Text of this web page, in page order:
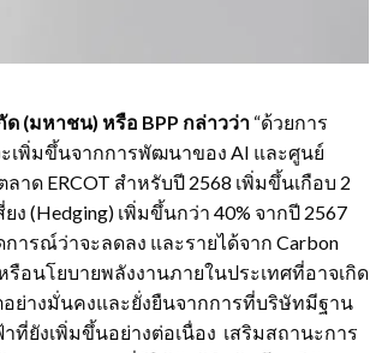
ด (มหาชน) หรือ BPP กล่าวว่า “ด้วยการ
เพิ่มขึ้นจากการพัฒนาของ AI และศูนย์
ด ERCOT สำหรับปี 2568 เพิ่มขึ้นเกือบ 2
(Hedging) เพิ่มขึ้นกว่า 40% จากปี 2567
รณ์ว่าจะลดลง และรายได้จาก Carbon
รือนโยบายพลังงานภายในประเทศที่อาจเกิด
ย่างมั่นคงและยั่งยืนจากการที่บริษัทมีฐาน
ยังเพิ่มขึ้นอย่างต่อเนื่อง เสริมสถานะการ